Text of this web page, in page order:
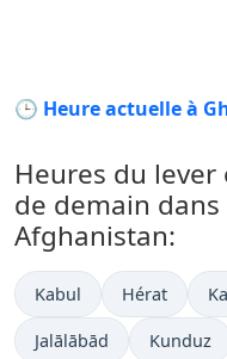
🕒 Heure actuelle à
Heures du
de demain
Afghanistan:
Kabul Hérat
Jalālābād Kunduz